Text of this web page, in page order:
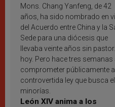
Mons. Chang Yanfeng, de 42
años, ha sido nombrado en
del Acuerdo entre China y la
Sede para una diócesis que
llevaba veinte años sin
hoy. Pero hace tres
comprometer públicamente
controvertida ley que busca
minorías.
León XIV anima a los